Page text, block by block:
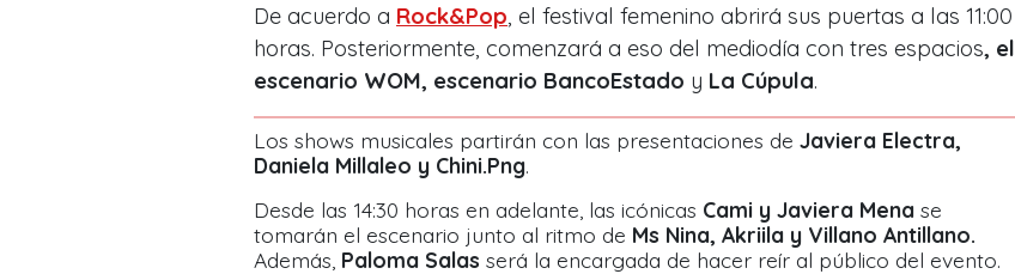
De acuerdo a Rock&Pop , el festival femenino abrirá sus puertas a las 11:00
horas. Posteriormente, comenzará a eso del mediodía con tres espacios, el
escenario WOM, escenario BancoEstado y La Cúpula.
Los shows musicales partirán con las presentaciones de Javiera Electra,
Daniela Millaleo y Chini.Png.
Desde las 14:30 horas en adelante, las icónicas Cami y Javiera Mena se
tomarán el escenario junto al ritmo de Ms Nina, Akriila y Villano Antillano.
Además, Paloma Salas será la encargada de hacer reír al público del evento.